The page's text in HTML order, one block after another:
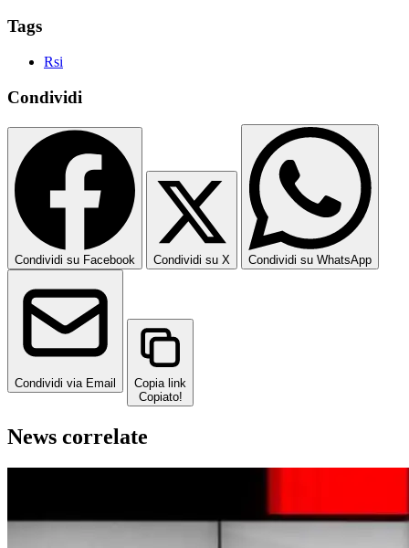
Tags
Rsi
Condividi
Condividi su Facebook Condividi su X Condividi su WhatsApp
Condividi via Email
Copia link
Copiato!
News correlate